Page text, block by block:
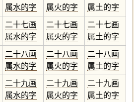
属水的字
属火的字
属土的字
二十七画
属水的字
二十七画
属火的字
二十七画
属土的字
二十八画
属水的字
二十八画
属火的字
二十八画
属土的字
二十九画
属水的字
二十九画
属火的字
二十九画
属土的字